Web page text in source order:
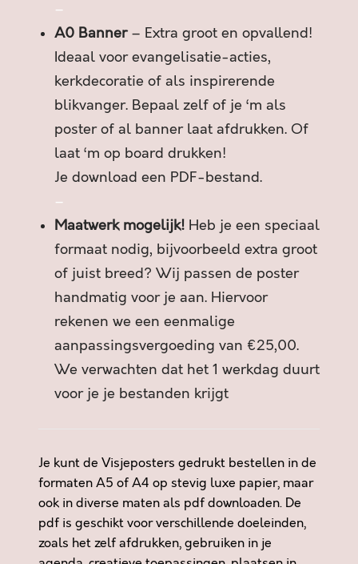
–
A0 Banner– Extra groot en opvallend!
Ideaal voor evangelisatie-acties,
kerkdecoratie of als inspirerende
blikvanger. Bepaal zelf of je ‘m als
poster of al banner laat afdrukken. Of
laat ‘m op board drukken!
Je download een PDF-bestand.
–
Maatwerk mogelijk! Heb je een speciaal
formaat nodig, bijvoorbeeld extra groot
of juist breed? Wij passen de poster
handmatig voor je aan. Hiervoor
rekenen we een eenmalige
aanpassingsvergoeding van €25,00.
We verwachten dat het 1 werkdag duurt
voor je je bestanden krijgt
Je kunt de Visjeposters gedrukt bestellen in de
formaten A5 of A4 op stevig luxe papier, maar
ook in diverse maten als pdf downloaden. De
pdf is geschikt voor verschillende doeleinden,
zoals het zelf afdrukken, gebruiken in je